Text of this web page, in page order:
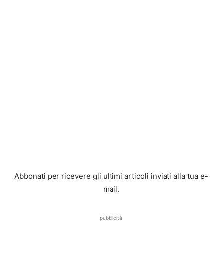
Abbonati per ricevere gli ultimi articoli inviati alla tua e-
mail.
pubblicità